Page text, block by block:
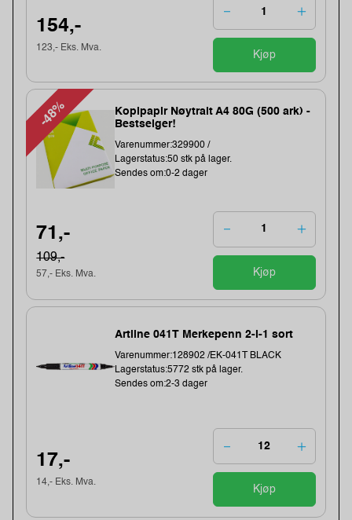
154,-
123,- Eks. Mva.
Kjøp
-48%
Kopipapir Nøytralt A4 80G (500 ark) -
Bestselger!
Varenummer:329900 /
Lagerstatus:50 stk på lager.
Sendes om:0-2 dager
71,-
109,-
57,- Eks. Mva. Kjøp
Artline 041T Merkepenn 2-i-1 sort
Varenummer:128902 /EK-041T BLACK
Lagerstatus:5772 stk på lager.
Sendes om:2-3 dager
17,-
14,- Eks. Mva.
Kjøp